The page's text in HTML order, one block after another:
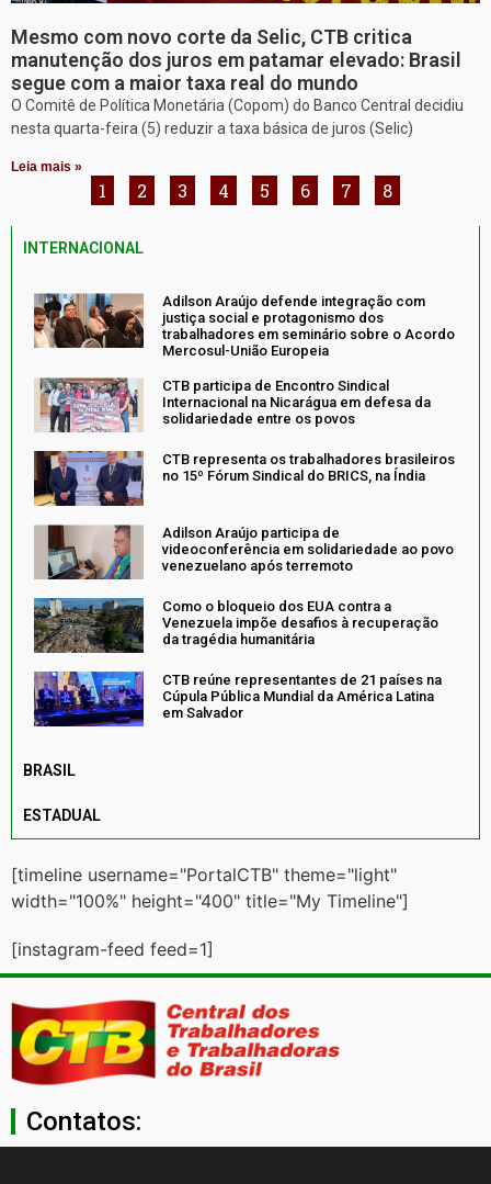
Mesmo com novo corte da Selic, CTB critica
manutenção dos juros em patamar elevado: Brasil
segue com a maior taxa real do mundo
O Comitê de Política Monetária (Copom) do Banco Central decidiu
nesta quarta-feira (5) reduzir a taxa básica de juros (Selic)
Leia mais »
1 2 3 4 5 6 7 8
INTERNACIONAL
Adilson Araújo defende integração com
justiça social e protagonismo dos
trabalhadores em seminário sobre o Acordo
Mercosul-União Europeia
CTB participa de Encontro Sindical
Internacional na Nicarágua em defesa da
solidariedade entre os povos
CTB representa os trabalhadores brasileiros
no 15º Fórum Sindical do BRICS, na Índia
Adilson Araújo participa de
videoconferência em solidariedade ao povo
venezuelano após terremoto
Como o bloqueio dos EUA contra a
Venezuela impõe desafios à recuperação
da tragédia humanitária
CTB reúne representantes de 21 países na
Cúpula Pública Mundial da América Latina
em Salvador
BRASIL
ESTADUAL
[timeline username="PortalCTB" theme="light"
width="100%" height="400" title="My Timeline"]
[instagram-feed feed=1]
Contatos: